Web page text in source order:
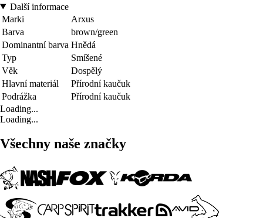
Další informace
Marki
Arxus
Barva
brown/green
Dominantní barva Hnědá
Typ
Smíšené
Věk
Dospělý
Hlavní materiál
Přírodní kaučuk
Podrážka
Přírodní kaučuk
Loading...
Loading...
Všechny naše značky